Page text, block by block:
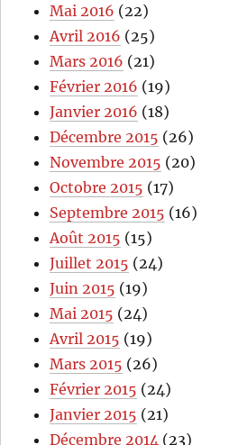
Mai 2016 (22)
Avril 2016 (25)
Mars 2016 (21)
Février 2016 (19)
Janvier 2016 (18)
Décembre 2015 (26)
Novembre 2015 (20)
Octobre 2015 (17)
Septembre 2015 (16)
Août 2015 (15)
Juillet 2015 (24)
Juin 2015 (19)
Mai 2015 (24)
Avril 2015 (19)
Mars 2015 (26)
Février 2015 (24)
Janvier 2015 (21)
Décembre 2014 (23)